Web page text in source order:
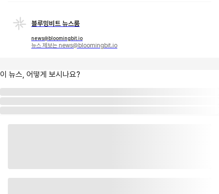
블루밍비트 뉴스룸
news@bloomingbit.io
뉴스 제보는 news@bloomingbit.io
이 뉴스, 어떻게 보시나요?